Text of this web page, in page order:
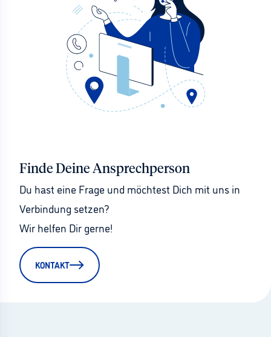
Finde Deine Ansprechperson
Du hast eine Frage und möchtest Dich mit uns in
Verbindung setzen?
Wir helfen Dir gerne!
KONTAKT